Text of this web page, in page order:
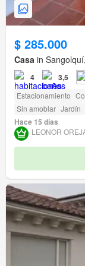
$ 285.000
Casa in
4 3,5
Estacionamiento
Sin amoblar Jardín
Hace 15 días
LEONOR